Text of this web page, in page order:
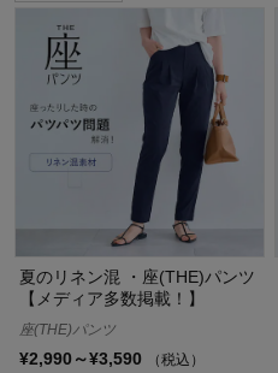
夏のリネン混 ・座(THE)パンツ
【メディア多数掲載！】
座(THE)パンツ
¥2,990～¥3,590
（税込）